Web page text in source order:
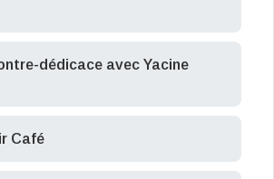
dédicace avec Yacine
Café